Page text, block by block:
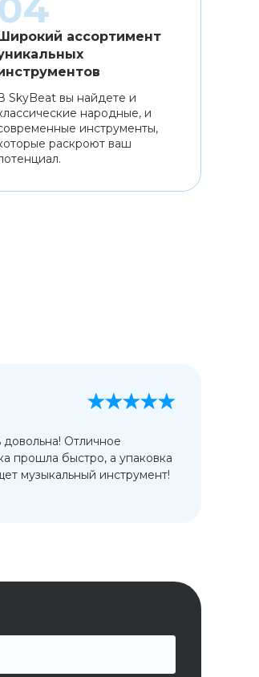
ассортимент
SkyBeat вы найдете и
народные, и
инструменты,
раскроют ваш
довольна! Отличное
прошла быстро, а упаковка
музыкальный инструмент!